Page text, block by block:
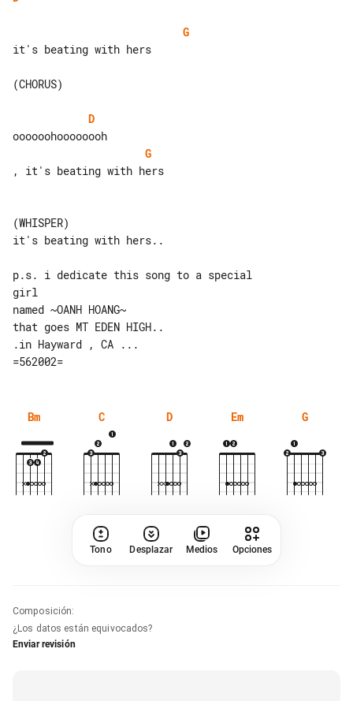
G
it's beating with hers
(CHORUS)
D
G
, it's beating with hers
(WHISPER)
it's beating with hers..
p.s. i dedicate this song to a special
girl
named ~OANH HOANG~
that goes MT EDEN HIGH..
.in Hayward , CA ...
Bm C D Em G
Tono Desplazar Medios Opciones
Composición:
¿Los datos están equivocados?
Enviar revisión